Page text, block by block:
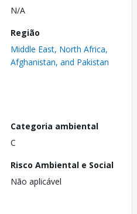
N/A
Região
Middle East, North Africa,
Afghanistan, and Pakistan
Categoria ambiental
C
Risco Ambiental e Social
Não aplicável